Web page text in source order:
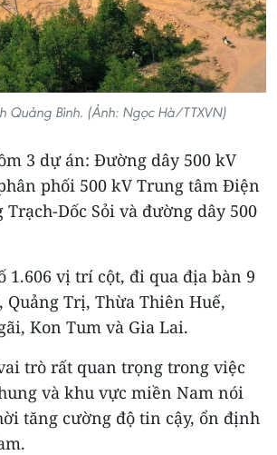
Quảng Bình. (Ảnh: Ngọc Hà/TTXVN)
3 dự án: Đường dây 500 kV
phối 500 kV Trung tâm Điện
Dốc Sỏi và đường dây 500
1.606 vị trí cột, đi qua địa bàn 9
Trị, Thừa Thiên Huế,
Kon Tum và Gia Lai.
trò rất quan trọng trong việc
và khu vực miền Nam nói
tăng cường độ tin cậy, ổn định